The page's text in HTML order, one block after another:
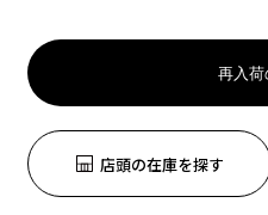
再入荷
店頭の在庫を探す